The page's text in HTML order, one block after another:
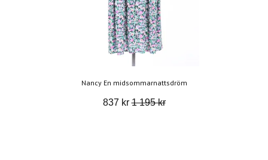
Nancy En midsommarnattsdröm
837 kr1 195 kr